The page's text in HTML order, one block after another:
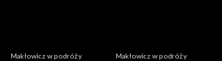
Makłowicz w podróży
Makłowicz w podróży